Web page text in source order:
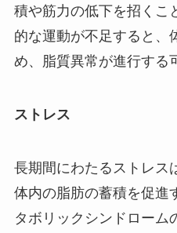
積や筋力の低下を招くこ
的な運動が不足すると、
め、脂質異常が進行する
ストレス
長期間にわたるストレス
体内の脂肪の蓄積を促進
タボリックシンドローム